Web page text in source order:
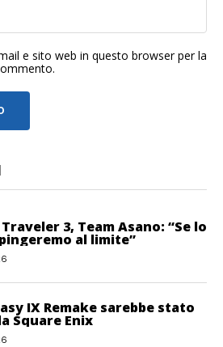
e sito web in questo browser per la
3, Team Asano: “Se lo
al limite”
IX Remake sarebbe stato
Square Enix